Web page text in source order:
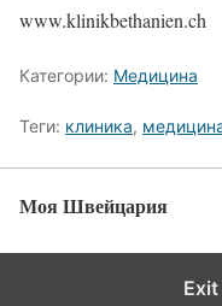
www.klinikbethanien.ch
Категории: Медицина
Теги: клиника,
Моя Швейцария